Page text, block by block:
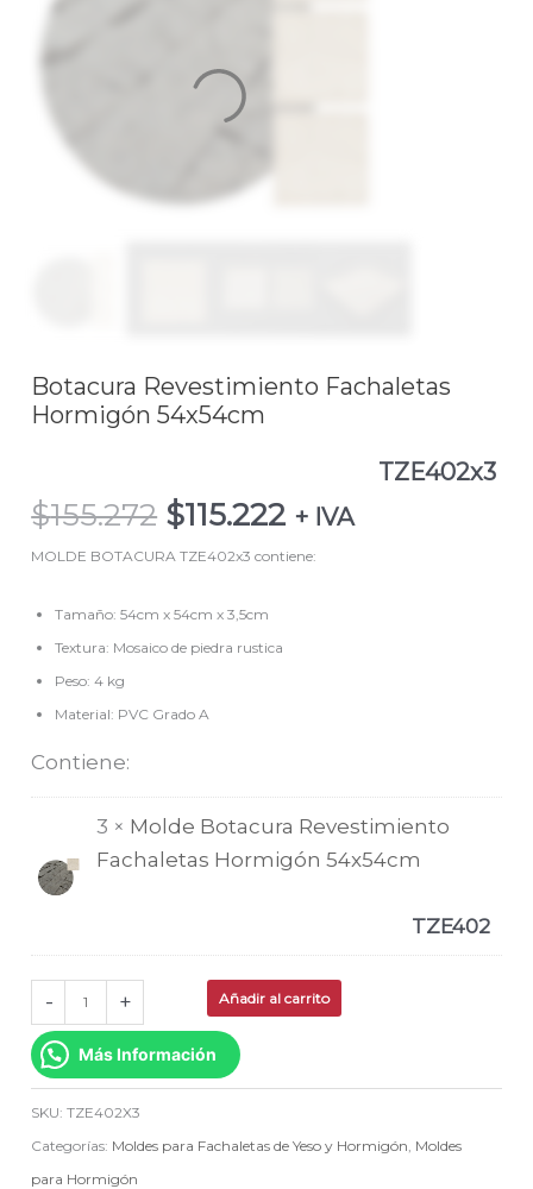
Botacura Revestimiento Fachaletas
Hormigón 54x54cm
TZE402x3
$155.272 $115.222 + IVA
MOLDE BOTACURA TZE402x3 contiene:
Tamaño: 54cm x 54cm x 3,5cm
Textura: Mosaico de piedra rustica
Peso: 4 kg
Material: PVC Grado A
Contiene:
3 × Molde Botacura Revestimiento
Fachaletas Hormigón 54x54cm
TZE402
-
cantidad
+ Añadir al carrito
Más Información
SKU:TZE402X3
Categorías: Moldes para Fachaletas de Yeso y Hormigón Moldes
para Hormigón